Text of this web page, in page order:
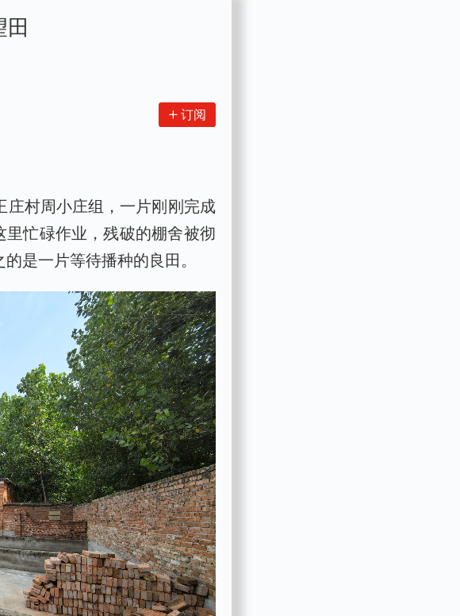
订阅
村周小庄组，一片刚刚完成
忙碌作业，残破的棚舍被彻
是一片等待播种的良田。